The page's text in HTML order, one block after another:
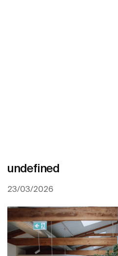
undefined
23/03/2026